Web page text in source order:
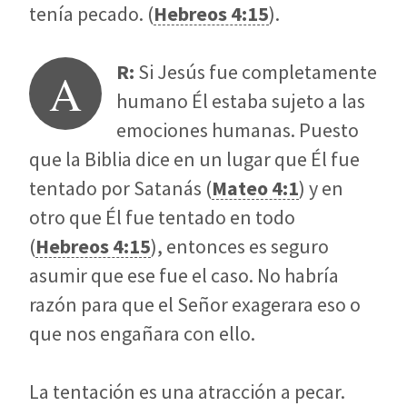
tenía pecado. (Hebreos 4:15).
A R: Si Jesús fue completamente
humano Él estaba sujeto a las
emociones humanas. Puesto
que la Biblia dice en un lugar que Él fue
tentado por Satanás (Mateo 4:1) y en
otro que Él fue tentado en todo
(Hebreos 4:15), entonces es seguro
asumir que ese fue el caso. No habría
razón para que el Señor exagerara eso o
que nos engañara con ello.
La tentación es una atracción a pecar.